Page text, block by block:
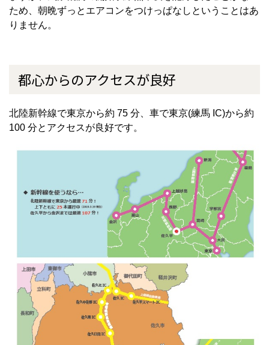
ため、朝晩ずっとエアコンをつけっぱなしということはあ
りません。
都心からのアクセスが良好
北陸新幹線で東京から約 75 分、車で東京(練馬 IC)から約
100 分とアクセスが良好です。